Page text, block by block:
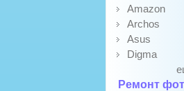
Amazon
Archos
Asus
Digma
Ремонт